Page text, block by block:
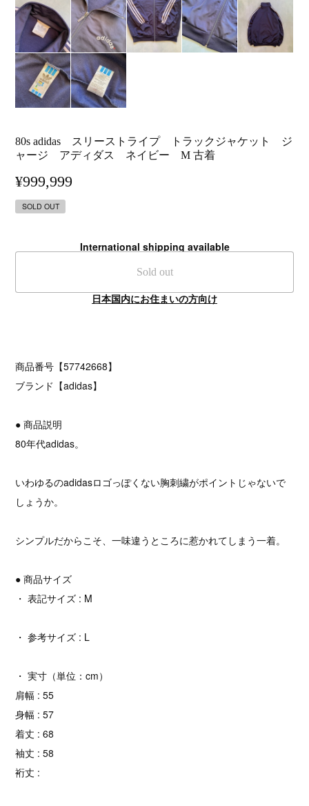
80s adidas スリーストライプ トラックジャケット ジ
ャージ アディダス ネイビー M 古着
¥999,999
SOLD OUT
International shipping available
Sold out
日本国内にお住まいの方向け
商品番号【57742668】
ブランド【adidas】
● 商品説明
80年代adidas。
いわゆるのadidasロゴっぽくない胸刺繍がポイントじゃないで
しょうか。
シンプルだからこそ、一味違うところに惹かれてしまう一着。
● 商品サイズ
・ 表記サイズ : M
・ 参考サイズ : L
・ 実寸（単位：cm）
肩幅 : 55
身幅 : 57
着丈 : 68
袖丈 : 58
裄丈 :